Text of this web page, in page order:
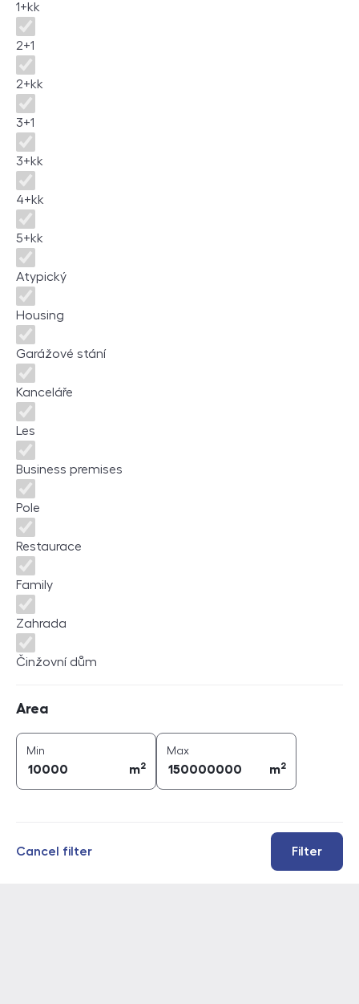
1+kk
2+1
2+kk
3+1
3+kk
4+kk
5+kk
Atypický
Housing
Garážové stání
Kanceláře
Les
Business premises
Pole
Restaurace
Family
Zahrada
Činžovní dům
Area
Min
m2
Maxarea (
m2
Filter
Cancel filter